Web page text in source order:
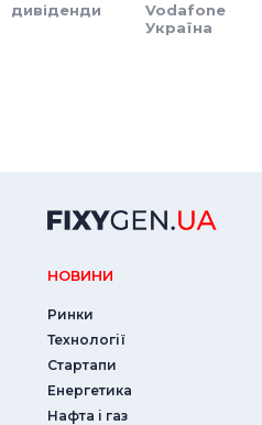
дивіденди
Vodafone
Україна
НОВИНИ
Ринки
Технології
Стартапи
Енергетика
Нафта і газ